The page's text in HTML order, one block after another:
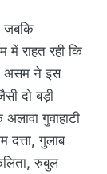
जबकि
राहत रही कि
असम ने इस
दो बड़ी
गुवाहाटी
दत्ता, गुलाब
रुबुल